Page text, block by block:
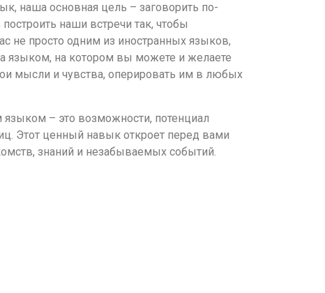
наша основная цель – заговорить по-
наши встречи так, чтобы
не просто одним из иностранных языков,
языком, на котором вы можете и желаете
мысли и чувства, оперировать им в любых
– это возможности, потенциал
Этот ценный навык откроет перед вами
знаний и незабываемых событий.